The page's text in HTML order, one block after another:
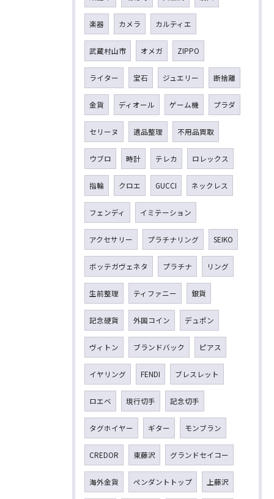
楽器 カメラ カルティエ
武蔵村山市 オメガ ZIPPO
ライター 宝石 ジュエリー 断捨離
金貨 ディオール ゲーム機 プラダ
セリーヌ 遺品整理 不用品買取
ウブロ 時計 テレカ ロレックス
指輪 クロエ GUCCI ネックレス
フェンディ イミテーション
アクセサリー プラチナリング SEIKO
ボッテガヴェネタ プラチナ リング
生前整理 ティファニー 銀貨
記念硬貨 外国コイン デュポン
ヴィトン ブランドバック ピアス
イヤリング FENDI ブレスレット
ロエベ 現行切手 記念切手
タグホイヤー ギター モンブラン
CREDOR 東藤沢 グランドセイコー
海外金貨 ペンダントトップ 上藤沢